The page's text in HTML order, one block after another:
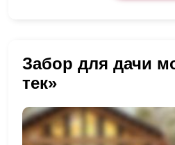
Забор для дачи
тек»